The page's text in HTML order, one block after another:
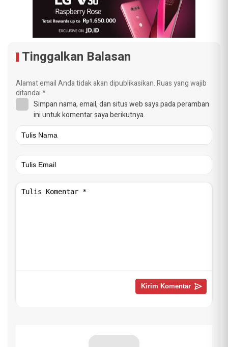
Tinggalkan Balasan
Alamat email Anda tidak akan dipublikasikan.Ruas yang wajib
ditandai*
Simpan nama, email, dan situs web saya pada peramban
ini untuk komentar saya berikutnya.